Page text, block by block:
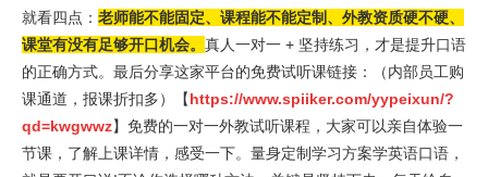
就看四点： 老师能不能固定、课程能不能定制、外教资质硬不硬、
课堂有没有足够开口机会。 真人一对一 + 坚持练习，才是提升口语
的正确方式。最后分享这家平台的免费试听课链接：（内部员工购
课通道，报课折扣多）【https://www.spiiker.com/yypeixun/?
qd=kwgwwz】免费的一对一外教试听课程，大家可以亲自体验一
节课，了解上课详情，感受一下。量身定制学习方案学英语口语，